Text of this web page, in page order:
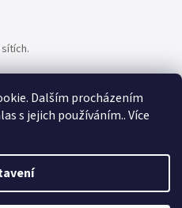
Dalším procházením
s jejich používáním.. Více